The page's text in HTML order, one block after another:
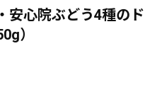
安心院ぶどう4種のド
）